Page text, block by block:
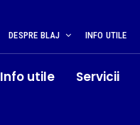
DESPRE BLAJ INFO UTILE
Info utile Servicii